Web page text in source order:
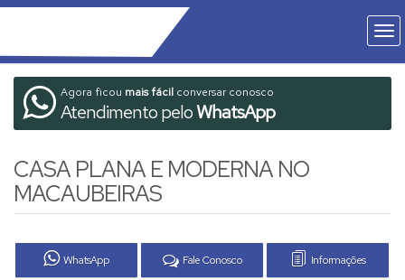
Agora ficou mais fácil conversar conosco
Atendimento peloWhatsApp
CASA PLANA E MODERNA NO
MACAUBEIRAS
WhatsApp Fale Conosco Informações